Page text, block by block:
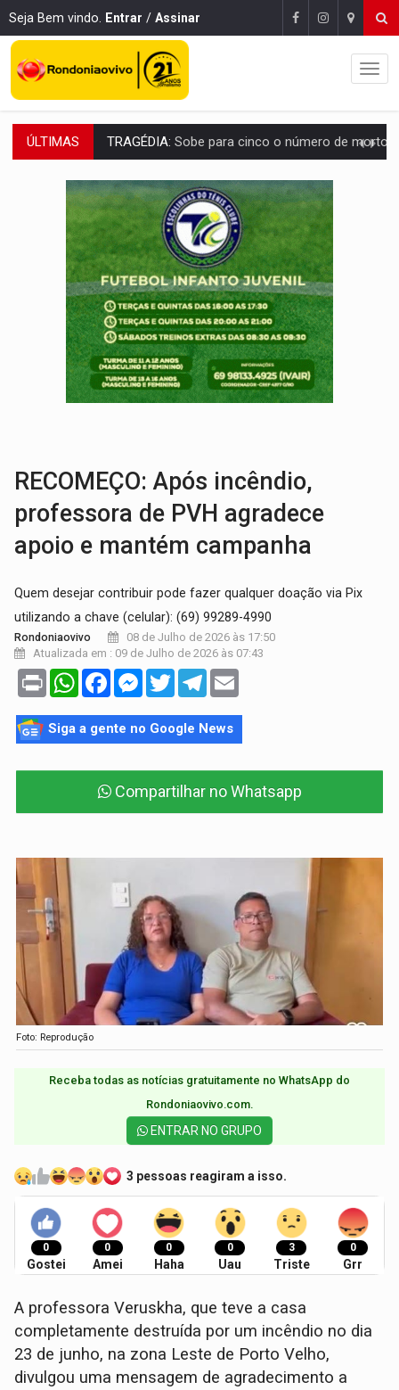
Seja Bem vindo. Entrar / Assinar
ÚLTIMAS TRANSPORTE DE ARROZ:MPF assegura cumprimento da legislação sobre transporte
DEEPFAKE:Sancionada lei contra violência sexual infantil na
COLEGIADO:Brasil e Rússia discutem energia nuclear, defesa e
URGENTE:Colisão entre caminhão e carro deixa quatro mortos e um em
ENCONTRO:Amazônia Negra ganha projeção nacional com participação de
PREVISÃO:Porto Velho tem chances de chuvas isoladas nesta
SINDICATOS UNIDOS:Assembleia Geral delibera greve da educação
PROCESSO SELETIVO:Rondoniaovivo abre oficina de Comunicação com
RECOMEÇO: Após incêndio,
professora de PVH agradece
apoio e mantém campanha
Quem desejar contribuir pode fazer qualquer doação via Pix
utilizando a chave (celular): (69) 99289-4990
Rondoniaovivo
08 de Julho de 2026 às 17:50
Atualizada em : 09 de Julho de 2026 às 07:43
Print WhatsAppFacebookMessenger
TwitterTelegram
Siga a gente no Google News
Compartilhar no Whatsapp
Foto: Reprodução
Receba todas as notícias gratuitamente no WhatsApp do
Rondoniaovivo.com.​
ENTRAR NO GRUPO
3 pessoas reagiram a isso.
0
Gostei
0
Amei
0
Haha
0
Uau
3
Triste
0
Grr
A professora Veruskha, que teve a casa
completamente destruída por um incêndio no dia
23 de junho, na zona Leste de Porto Velho,
divulgou uma mensagem de agradecimento a